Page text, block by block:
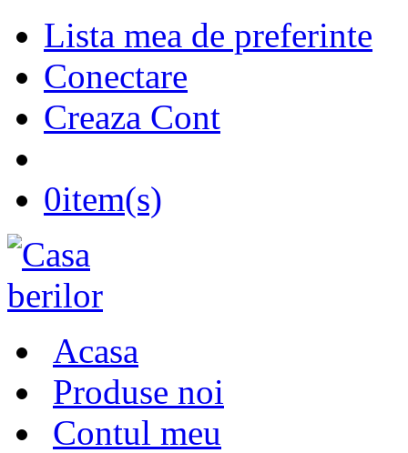
Lista mea de preferinte
Conectare
Creaza Cont
0item(s)
Acasa
Produse noi
Contul meu